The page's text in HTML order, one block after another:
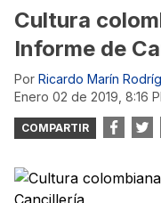
Cultura
Informe de
Por Ricardo Marín
enero 02 de 2019, 8:16
COMPARTIR